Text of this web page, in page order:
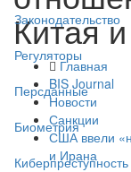
Законодательство
Регуляторы
Персданные
Биометрия
Киберпреступность
Китая
Главная
BIS Journal
Новости
Санкции
США ввели
и Ирана